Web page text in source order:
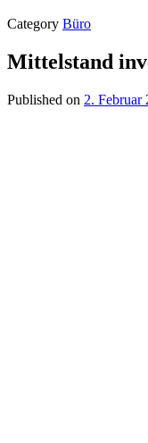
Category Büro
Mittelstand
Published on 2. Februar